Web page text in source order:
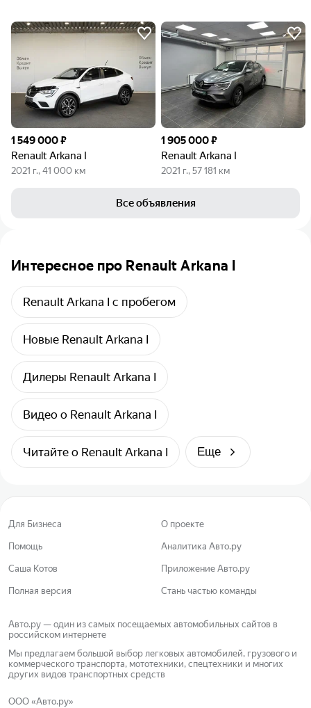
1 549 000 ₽
Renault Arkana I
2021 г., 41 000 км
1 905 000 ₽
Renault Arkana I
2021 г., 57 181 км
Все объявления
Интересное про Renault Arkana I
Renault Arkana I с пробегом
Новые Renault Arkana I
Дилеры Renault Arkana I
Видео о Renault Arkana I
Читайте о Renault Arkana I Еще
Для Бизнеса О проекте
Помощь Аналитика Авто.ру
Саша Котов Приложение Авто.ру
Полная версия Стань частью команды
Авто.ру — один из самых посещаемых автомобильных сайтов в
российском интернете
Мы предлагаем большой выбор легковых автомобилей, грузового и
коммерческого транспорта, мототехники, спецтехники и многих
других видов транспортных средств
ООО «Авто.ру»